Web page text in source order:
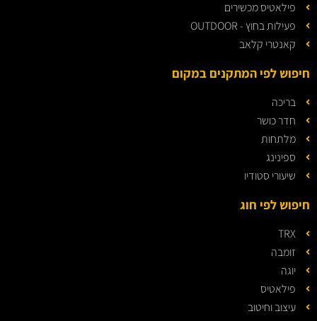
פילאטיס מכשירים
פעילות בחוץ - OUTDOOR
קאנטרי קלאב
חיפוש לפי המתקנים במקום
בריכה
חדר כושר
מלתחות
ספינינג
שיעורי סטודיו
חיפוש לפי חוג
TRX
זומבה
יוגה
פילאטיס
עיצוב וחיטוב